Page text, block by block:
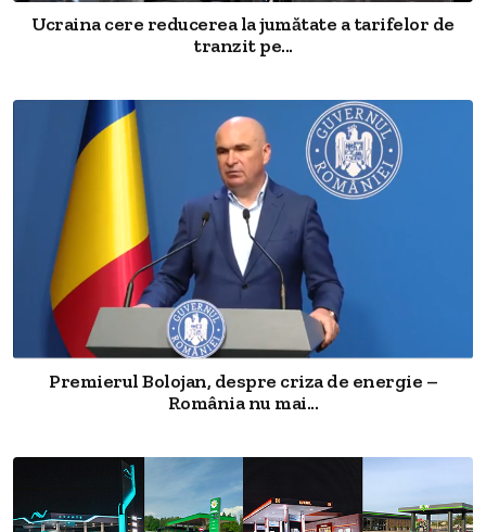
Ucraina cere reducerea la jumătate a tarifelor de
tranzit pe...
Premierul Bolojan, despre criza de energie –
România nu mai...